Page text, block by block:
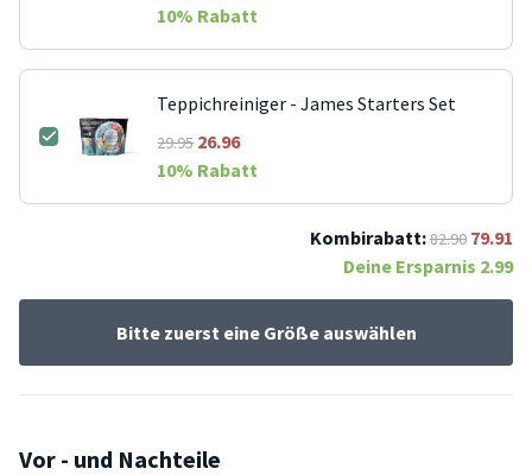
10% Rabatt
Teppichreiniger - James Starters Set
29.9526.96
10% Rabatt
Kombirabatt:82.90 79.91
Deine Ersparnis 2.99
Bitte zuerst eine Größe auswählen
Vor - und Nachteile